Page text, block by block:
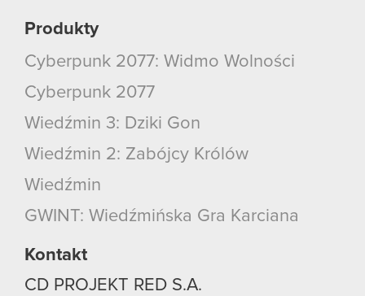
Produkty
Cyberpunk 2077: Widmo Wolności
Cyberpunk 2077
Wiedźmin 3: Dziki Gon
Wiedźmin 2: Zabójcy Królów
Wiedźmin
GWINT: Wiedźmińska Gra Karciana
Kontakt
CD PROJEKT RED S.A.